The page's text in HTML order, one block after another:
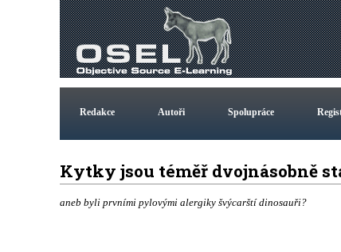
Redakce Autoři Spolupráce
Kytky jsou téměř dvojnásobně
aneb byli prvními pylovými alergiky švýcarští dinosauři?